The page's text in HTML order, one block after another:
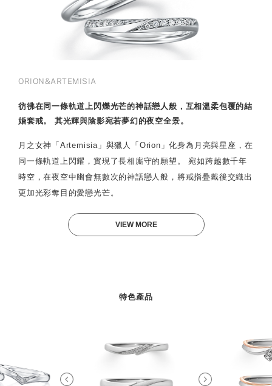
ORION&ARTEMISIA
彷彿在同一條軌道上閃爍光芒的神話戀人般，互相溫柔包覆的結
婚套戒。 其光輝與陰影宛若夢幻的夜空全景。
月之女神「Artemisia」與獵人「Orion」化身為月亮與星座，在
同一條軌道上閃耀，實現了長相廝守的願望。 宛如跨越數千年
時空，在夜空中幽會無數次的神話戀人般，將戒指疊戴後交織出
更加光彩奪目的愛戀光芒。
VIEW MORE
特色產品